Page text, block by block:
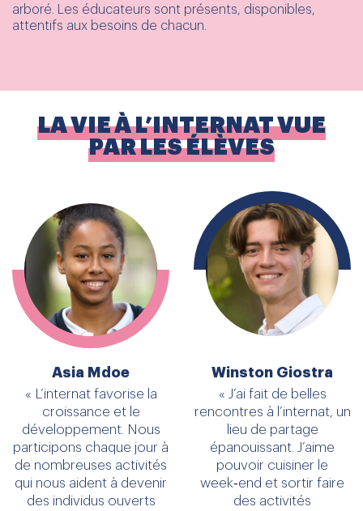
arboré. Les éducateurs sont présents, disponibles,
attentifs aux besoins de chacun.
LA VIE À L’INTERNAT VUE
PAR LES ÉLÈVES
Asia Mdoe
« L’internat favorise la
croissance et le
développement. Nous
participons chaque jour à
de nombreuses activités
qui nous aident à devenir
des individus ouverts
Winston Giostra
« J’ai fait de belles
rencontres à l’internat, un
lieu de partage
épanouissant. J’aime
pouvoir cuisiner le
week‑end et sortir faire
des activités